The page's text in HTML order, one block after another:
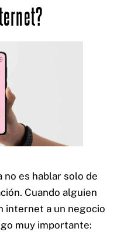
no es hablar solo de
Cuando alguien
internet a un negocio
muy importante: